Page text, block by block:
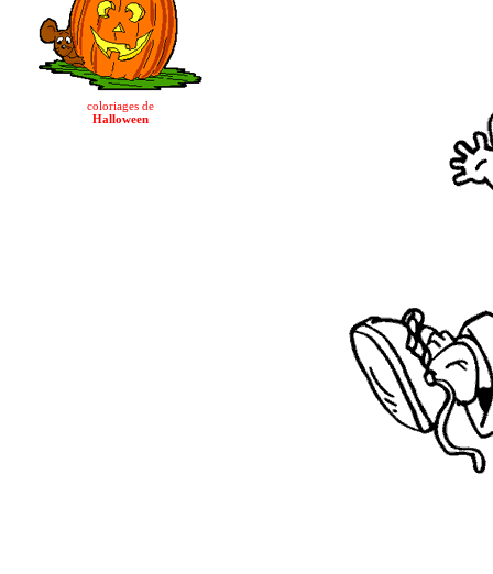
coloriages de
Halloween